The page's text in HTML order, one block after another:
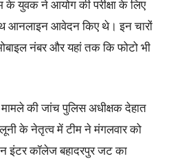
के युवक ने आयोग की परीक्षा के लिए
आनलाइन आवेदन किए थे। इन चारों
नंबर और यहां तक कि फोटो भी
की जांच पुलिस अधीक्षक देहात
के नेतृत्व में टीम ने मंगलवार को
इंटर कॉलेज बहादरपुर जट का